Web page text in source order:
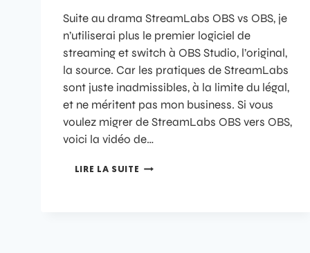
Suite au drama StreamLabs OBS vs OBS, je
n’utiliserai plus le premier logiciel de
streaming et switch à OBS Studio, l’original,
la source. Car les pratiques de StreamLabs
sont juste inadmissibles, à la limite du légal,
et ne méritent pas mon business. Si vous
voulez migrer de StreamLabs OBS vers OBS,
voici la vidéo de…
LIRE LA SUITE